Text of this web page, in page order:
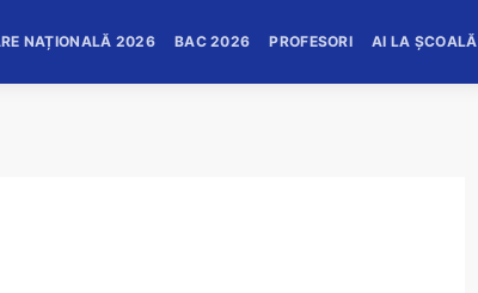
NAȚIONALĂ 2026 BAC 2026 PROFESORI AI LA ȘCOALĂ